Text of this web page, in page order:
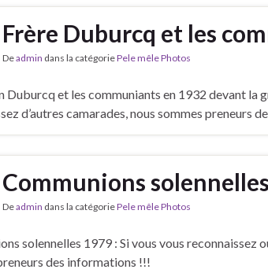
Frère Duburcq et les
Deadmin dans la catégoriePele mêle Photos
Duburcq et les communiants en 1932 devant la
d’autres camarades, nous sommes preneurs
Communions
Deadmin dans la catégoriePele mêle Photos
solennelles 1979 : Si vous vous reconnaissez
des informations !!!